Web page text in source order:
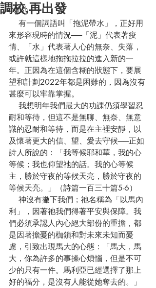
English
調校,再出發
來形容現時的情況──「泥」代表著疫
情、「水」代表著人心的無奈、失落，
或許就這樣地拖拖拉拉的進入新的一
年。正因為在這個含糊的狀態下，要展
望和計劃2022年都是困難的，因為沒有
甚麼可以牢靠掌握。
耐和等待，但這不是無聊、無奈、無意
識的忍耐和等待，而是在主裡安靜，以
及懷著更大的信、望、愛去守候──正如
詩人所說的：「我等候耶和華，我的心
等候；我也仰望祂的話。我的心等候
主，勝於守夜的等候天亮，勝於守夜的
等候天亮。」（詩篇一百三十篇5-6）
利」，因著祂我們得著平安與保障。我
們必須承認人內心絕大部份的重擔，都
是因著擔憂的枷鎖和對未來未知而憂
慮，引致出現馬大的心態：「馬大，馬
大，你為許多的事操心煩惱，但是不可
少的只有一件。馬利亞已經選擇了那上
好的福分，是沒有人能從她奪去的。」